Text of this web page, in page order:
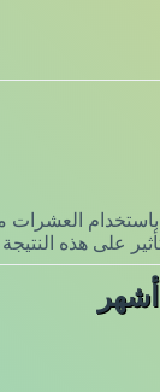
العشرات
على هذه